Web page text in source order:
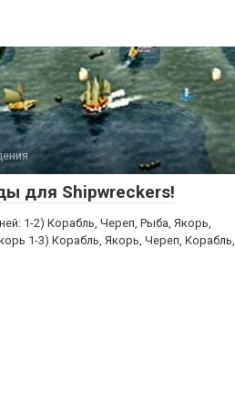
для Shipwreckers!
1-2) Корабль, Череп, Рыба, Якорь,
1-3) Корабль, Якорь, Череп, Корабль,